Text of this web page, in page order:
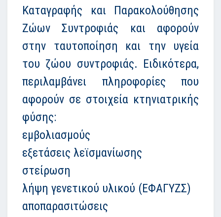
Καταγραφής και Παρακολούθησης
Ζώων Συντροφιάς και αφορούν
στην ταυτοποίηση και την υγεία
του ζώου συντροφιάς. Ειδικότερα,
περιλαμβάνει πληροφορίες που
αφορούν σε στοιχεία κτηνιατρικής
φύσης:
εμβολιασμούς
εξετάσεις λεϊσμανίωσης
στείρωση
λήψη γενετικού υλικού (ΕΦΑΓΥΖΣ)
αποπαρασιτώσεις